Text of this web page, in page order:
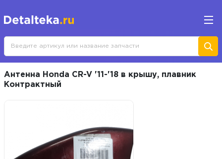
Антенна Honda CR-V '11-'18 в крышу, плавник
Контрактный